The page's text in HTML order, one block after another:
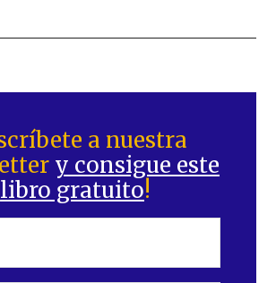
a nuestra
y consigue este
libro gratuito!